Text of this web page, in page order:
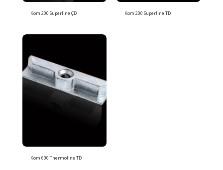
Kom 200 Superline ÇD Kom 200 Superline TD
Kom 600 Thermoline TD